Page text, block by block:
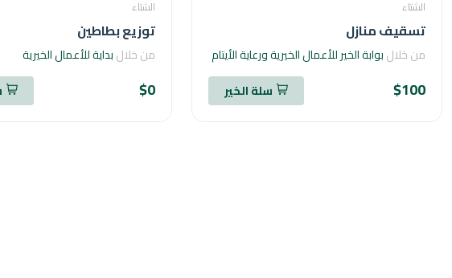
الشتاء
تسقيف منازل
من خلالبوابة الخير للأعمال الخيرية ورعاية الأيتام
$100 سلة الخير
الشتاء
توزيع بطاطين
من خلالبداية للأعمال الخيرية
$0